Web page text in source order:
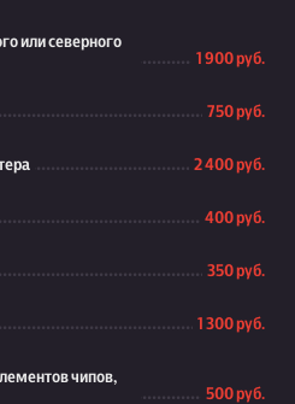
или северного
1 900 руб.
750 руб.
2 400 руб.
400 руб.
350 руб.
1 300 руб.
чипов,
500 руб.